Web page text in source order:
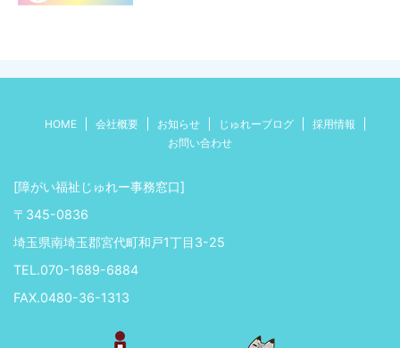
HOME 会社概要 お知らせ じゅれーブログ
採用情報
お問い合わせ
[障がい福祉じゅれー事務窓口]
〒345-0836
埼玉県南埼玉郡宮代町和戸1丁目3-25
TEL.070-1689-6884
FAX.0480-36-1313